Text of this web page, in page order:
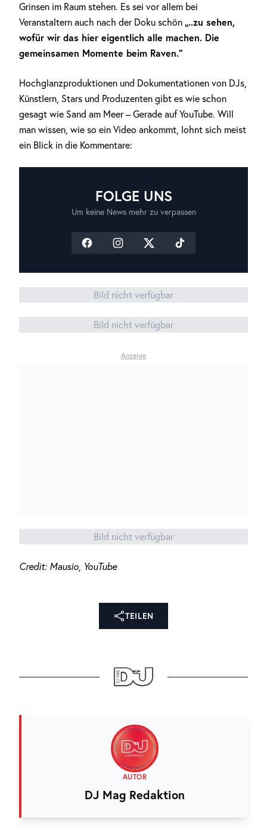
Grinsen im Raum stehen. Es sei vor allem bei
Veranstaltern auch nach der Doku schön „..zu sehen,
wofür wir das hier eigentlich alle machen. Die
gemeinsamen Momente beim Raven.“
Hochglanzproduktionen und Dokumentationen von DJs,
Künstlern, Stars und Produzenten gibt es wie schon
gesagt wie Sand am Meer – Gerade auf YouTube. Will
man wissen, wie so ein Video ankommt, lohnt sich meist
ein Blick in die Kommentare:
FOLGE UNS
Um keine News mehr zu verpassen
Bild nicht verfügbar
Bild nicht verfügbar
Anzeige
Bild nicht verfügbar
Credit: Mausio, YouTube
TEILEN
AUTOR
DJ Mag Redaktion